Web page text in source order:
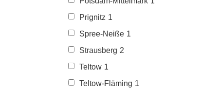
Prignitz 1
Spree-Neiße 1
Strausberg 2
Teltow 1
Teltow-Fläming 1